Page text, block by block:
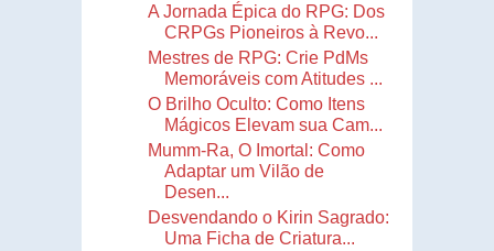
A Jornada Épica do RPG: Dos
CRPGs Pioneiros à Revo...
Mestres de RPG: Crie PdMs
Memoráveis com Atitudes ...
O Brilho Oculto: Como Itens
Mágicos Elevam sua Cam...
Mumm-Ra, O Imortal: Como
Adaptar um Vilão de
Desen...
Desvendando o Kirin Sagrado:
Uma Ficha de Criatura...